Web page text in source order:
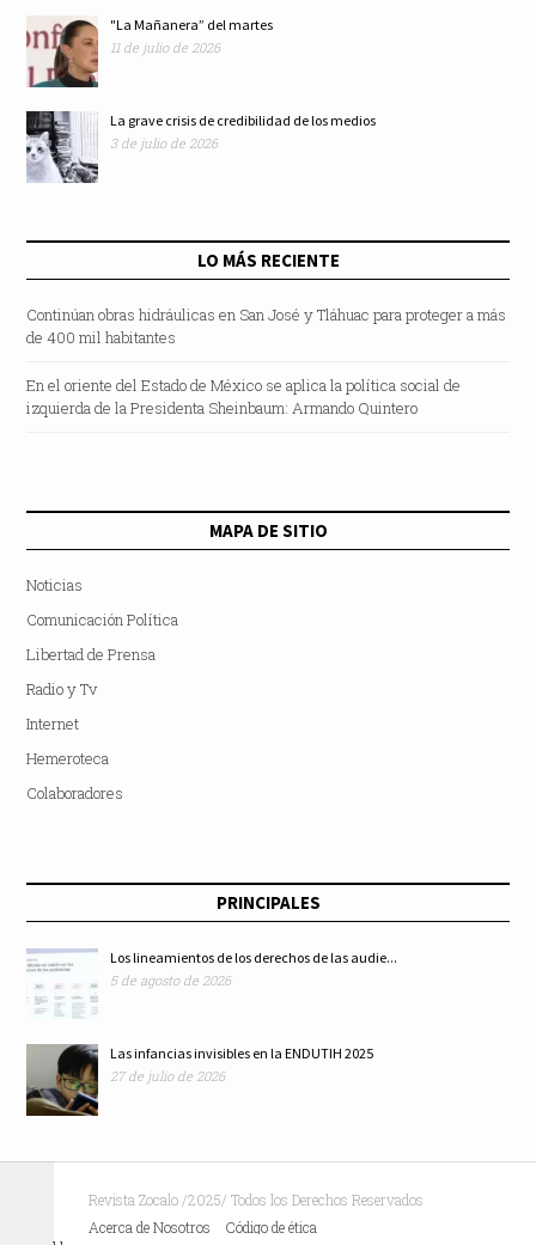
"La Mañanera” del martes
11 de julio de 2026
La grave crisis de credibilidad de los medios
3 de julio de 2026
LO MÁS RECIENTE
Continúan obras hidráulicas en San José y Tláhuac para proteger a más
de 400 mil habitantes
En el oriente del Estado de México se aplica la política social de
izquierda de la Presidenta Sheinbaum: Armando Quintero
MAPA DE SITIO
Noticias
Comunicación Política
Libertad de Prensa
Radio y Tv
Internet
Hemeroteca
Colaboradores
PRINCIPALES
Los lineamientos de los derechos de las audie...
5 de agosto de 2026
Las infancias invisibles en la ENDUTIH 2025
27 de julio de 2026
Revista Zocalo /2025/ Todos los Derechos Reservados
Acerca de Nosotros
Código de ética